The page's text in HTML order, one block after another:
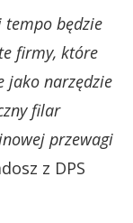
tempo będzie
firmy, które
jako narzędzie
filar
przewagi
z DPS